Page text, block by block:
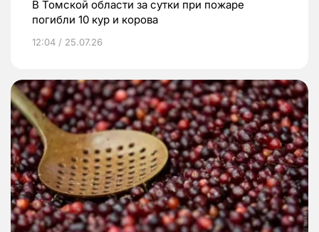
В Томской области за сутки при пожаре
погибли 10 кур и корова
12:04 / 25.07.26